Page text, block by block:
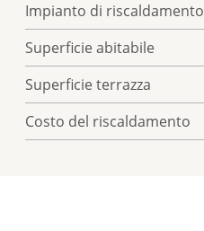
Impianto di riscaldamento
Superficie abitabile
Superficie terrazza
Costo del riscaldamento